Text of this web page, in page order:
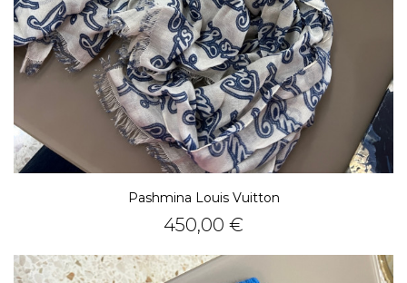
Pashmina Louis Vuitton
Prezzo
450,00 €